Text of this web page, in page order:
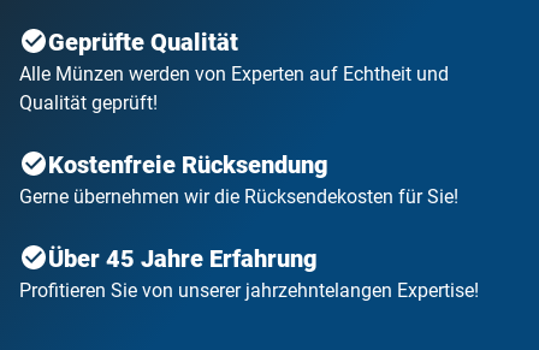
Geprüfte Qualität
Alle Münzen werden von Experten auf Echtheit und
Qualität geprüft!
Kostenfreie Rücksendung
Gerne übernehmen wir die Rücksendekosten für Sie!
Über 45 Jahre Erfahrung
Profitieren Sie von unserer jahrzehntelangen Expertise!